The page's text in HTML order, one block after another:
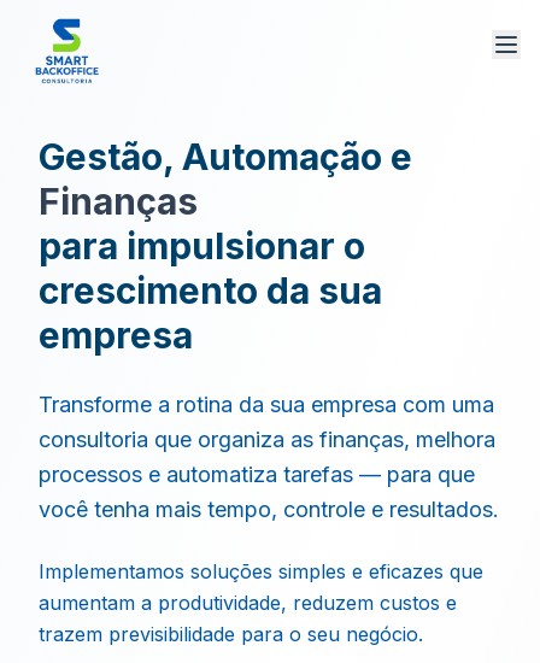
Gestão, Automação e
Finanças
para impulsionar o
crescimento da sua
empresa
Transforme a rotina da sua empresa com uma
consultoria que organiza as finanças, melhora
processos e automatiza tarefas — para que
você tenha mais tempo, controle e resultados.
Implementamos soluções simples e eficazes que
aumentam a produtividade, reduzem custos e
trazem previsibilidade para o seu negócio.